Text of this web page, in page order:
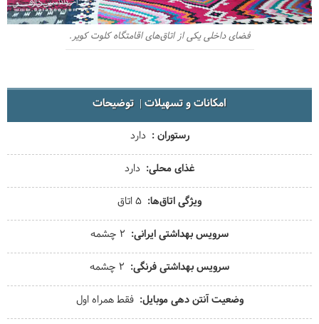
فضای داخلی یکی از اتاق‌های اقامتگاه کلوت کویر.
امکانات و تسهیلات توضیحات
رستوران دارد
غذای محلی دارد
ویژگی اتاق‌ها 5 اتاق
سرویس بهداشتی ایرانی 2 چشمه
سرویس بهداشتی فرنگی 2 چشمه
وضعیت آنتن دهی موبایل فقط همراه اول